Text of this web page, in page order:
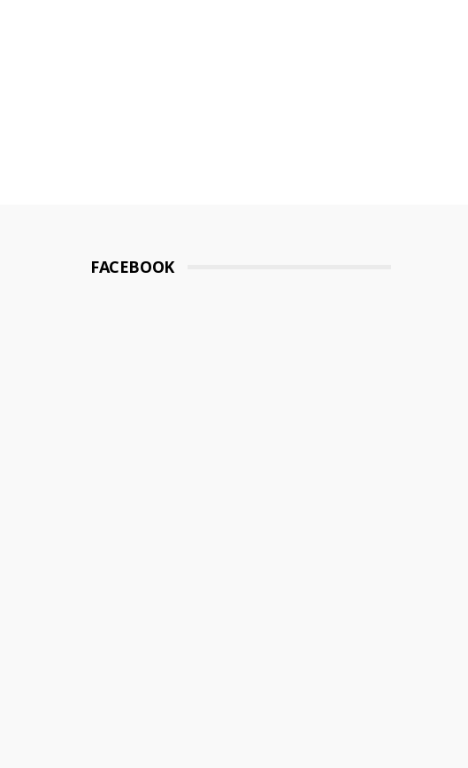
FACEBOOK